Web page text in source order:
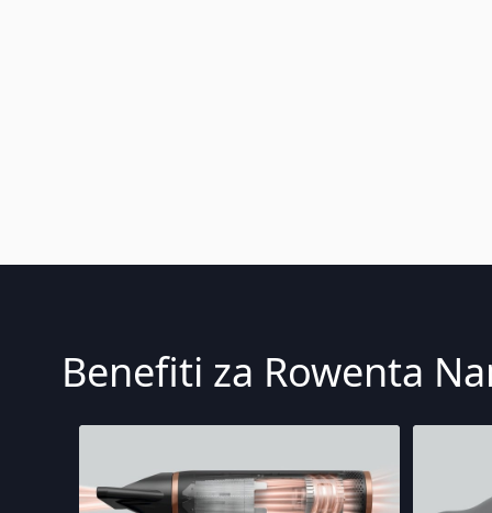
Benefiti za Rowenta